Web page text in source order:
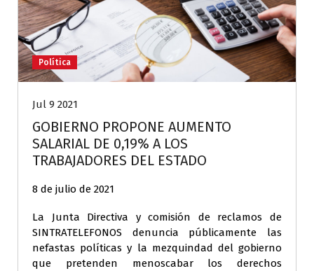
Política
Jul 9 2021
GOBIERNO PROPONE AUMENTO
SALARIAL DE 0,19% A LOS
TRABAJADORES DEL ESTADO
8 de julio de 2021
La Junta Directiva y comisión de reclamos de
SINTRATELEFONOS denuncia públicamente las
nefastas políticas y la mezquindad del gobierno
que pretenden menoscabar los derechos